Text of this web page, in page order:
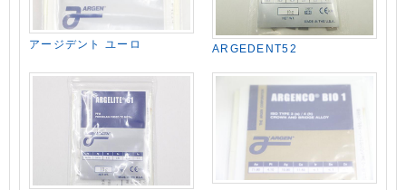
アージデント ユーロ ARGEDENT52